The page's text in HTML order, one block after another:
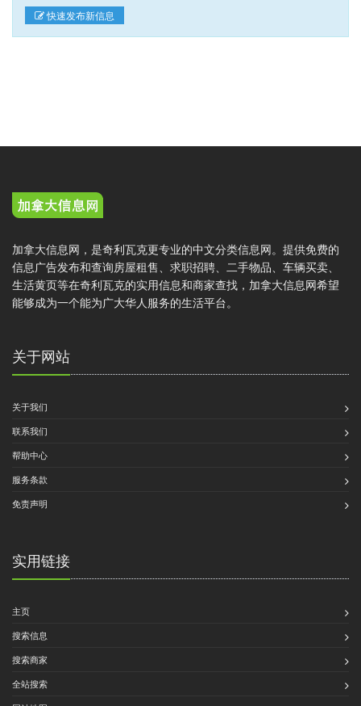
快速发布新信息
加拿大信息网，是奇利瓦克更专业的中文分类信息网。提供免费的
信息广告发布和查询房屋租售、求职招聘、二手物品、车辆买卖、
生活黄页等在奇利瓦克的实用信息和商家查找，加拿大信息网希望
能够成为一个能为广大华人服务的生活平台。
关于网站
关于我们
联系我们
帮助中心
服务条款
免责声明
实用链接
主页
搜索信息
搜索商家
全站搜索